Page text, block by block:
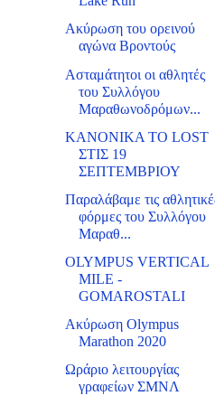
Ακύρωση του ορεινού
αγώνα Βροντούς
Ασταμάτητοι οι αθλητές
του Συλλόγου
Μαραθωνοδρόμων...
ΚΑΝΟΝΙΚΑ ΤΟ LOST
ΣΤΙΣ 19
ΣΕΠΤΕΜΒΡΙΟΥ
Παραλάβαμε τις
φόρμες του Συλλόγου
Μαραθ...
OLYMPUS VERTICAL
MILE -
GOMAROSTALI
Ακύρωση Olympus
Marathon 2020
Ωράριο λειτουργίας
γραφείων ΣΜΝΛ